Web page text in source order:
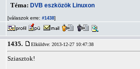
Téma: DVB eszközök Linuxon
[válaszok erre: #1438]
1435. Elküldve: 2013-12-27 10:47:38
Sziasztok!